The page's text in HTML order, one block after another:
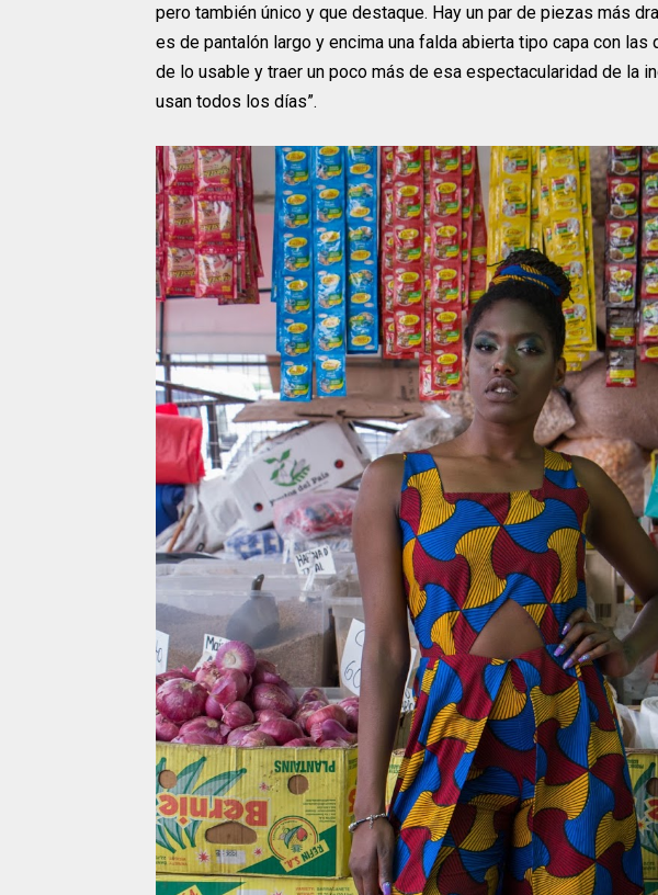
pero también único y que destaque. Hay un par de piezas más
es de pantalón largo y encima una falda abierta tipo capa con
de lo usable y traer un poco más de esa espectacularidad de la
usan todos los días”.